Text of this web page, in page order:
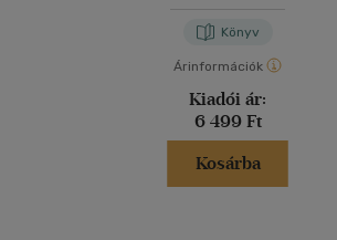
Könyv
Árinformációk
Kiadói ár:
6 499 Ft
Kosárba